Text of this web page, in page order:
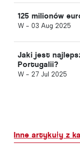
125 milionów
W - 03 Aug 2025
Jaki jest
Portugalii?
W - 27 Jul 2025
Inne artykuły z